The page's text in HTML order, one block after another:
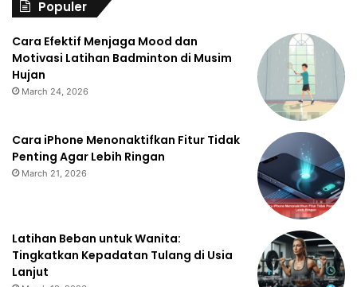
Populer
Cara Efektif Menjaga Mood dan
Motivasi Latihan Badminton di Musim
Hujan
March 24, 2026
Cara iPhone Menonaktifkan Fitur Tidak
Penting Agar Lebih Ringan
March 21, 2026
Latihan Beban untuk Wanita:
Tingkatkan Kepadatan Tulang di Usia
Lanjut